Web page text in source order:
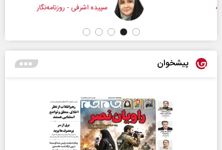
سپیده اشرفی - روزنامه‌نگار
پیشخوان